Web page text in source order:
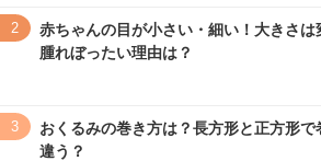
2
赤ちゃんの目が小さい・細い！大きさは
腫れぼったい理由は？
3
おくるみの巻き方は？長方形と正方形で
違う？